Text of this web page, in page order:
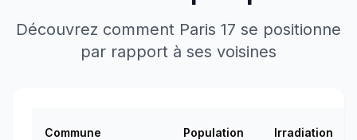
Découvrez comment Paris 17 se positionne
par rapport à ses voisines
Commune Population Irradiation